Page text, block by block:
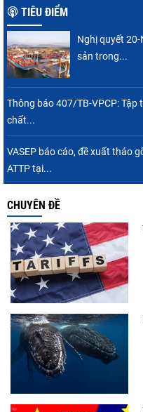
TIÊU ĐIỂM
Nghị quyết
sản trong...
Thông báo 407/TB-VPCP:
chất...
VASEP báo cáo, đề xuất tháo
ATTP tại...
CHUYÊN ĐỀ